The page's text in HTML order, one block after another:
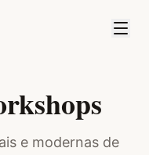
e modernas de